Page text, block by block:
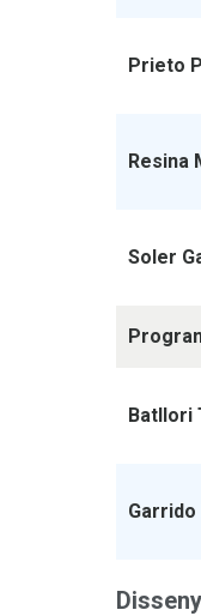
Prieto
Resina
Soler
Batllori